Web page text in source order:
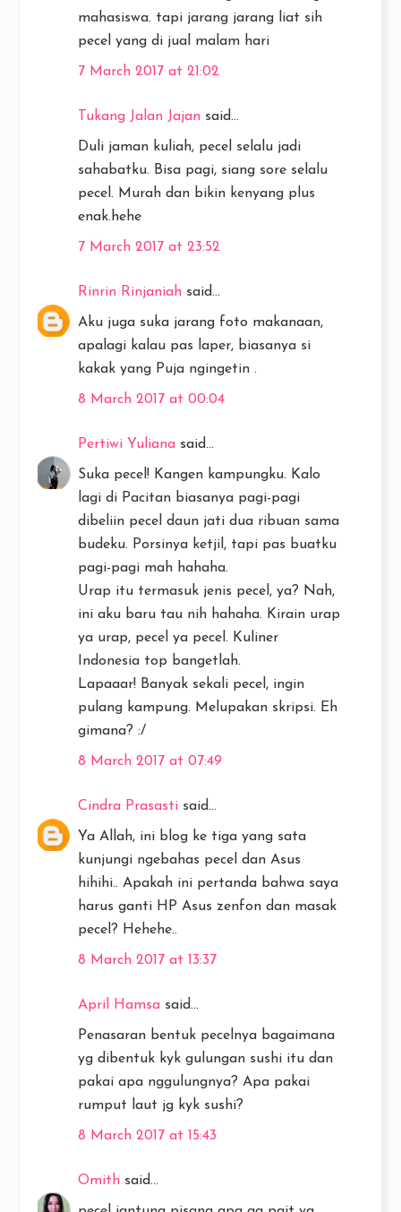
mahasiswa. tapi jarang jarang liat sih
pecel yang di jual malam hari
7 March 2017 at 21:02
Tukang Jalan Jajan said...
Duli jaman kuliah, pecel selalu jadi
sahabatku. Bisa pagi, siang sore selalu
pecel. Murah dan bikin kenyang plus
enak.hehe
7 March 2017 at 23:52
Rinrin Rinjaniah said...
Aku juga suka jarang foto makanaan,
apalagi kalau pas laper, biasanya si
kakak yang Puja ngingetin .
8 March 2017 at 00:04
Pertiwi Yuliana said...
Suka pecel! Kangen kampungku. Kalo
lagi di Pacitan biasanya pagi-pagi
dibeliin pecel daun jati dua ribuan sama
budeku. Porsinya ketjil, tapi pas buatku
pagi-pagi mah hahaha.
Urap itu termasuk jenis pecel, ya? Nah,
ini aku baru tau nih hahaha. Kirain urap
ya urap, pecel ya pecel. Kuliner
Indonesia top bangetlah.
Lapaaar! Banyak sekali pecel, ingin
pulang kampung. Melupakan skripsi. Eh
gimana? :/
8 March 2017 at 07:49
Cindra Prasasti said...
Ya Allah, ini blog ke tiga yang sata
kunjungi ngebahas pecel dan Asus
hihihi.. Apakah ini pertanda bahwa saya
harus ganti HP Asus zenfon dan masak
pecel? Hehehe..
8 March 2017 at 13:37
April Hamsa said...
Penasaran bentuk pecelnya bagaimana
yg dibentuk kyk gulungan sushi itu dan
pakai apa nggulungnya? Apa pakai
rumput laut jg kyk sushi?
8 March 2017 at 15:43
Omith said...